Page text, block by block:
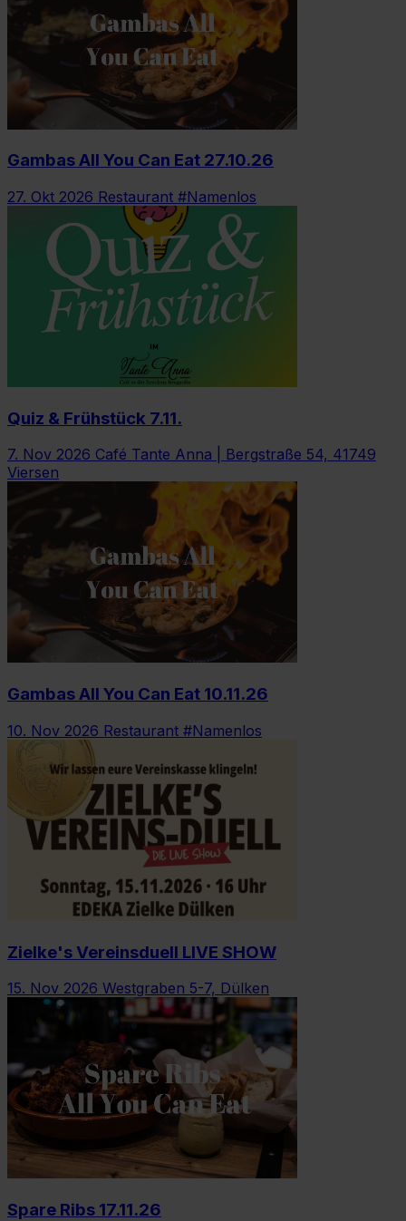
Gambas All You Can Eat 27.10.26
27. Okt 2026 Restaurant #Namenlos
Quiz & Frühstück 7.11.
7. Nov 2026 Café Tante Anna | Bergstraße 54, 41749
Viersen
Gambas All You Can Eat 10.11.26
10. Nov 2026 Restaurant #Namenlos
Zielke's Vereinsduell LIVE SHOW
15. Nov 2026 Westgraben 5-7, Dülken
Spare Ribs 17.11.26